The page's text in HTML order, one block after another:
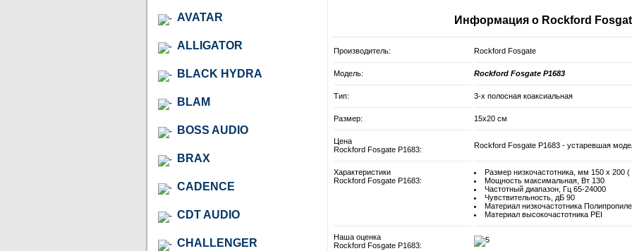
AVATAR
ALLIGATOR
BLACK HYDRA
BLAM
BOSS AUDIO
BRAX
CADENCE
CDT AUDIO
CHALLENGER
Информация о Rockford
Производитель: Rockford Fosgate
Модель: Rockford Fosgate P1683
Тип: 3-х полосная коаксиальная
Размер: 15x20 см
Цена
Rockford Fosgate P1683:
Rockford Fosgate P1683 - устаревшая
Характеристики
Rockford Fosgate P1683:
Размер низкочастотника, мм 150 х 200 (
Мощность максимальная, Вт 130
Частотный диапазон, Гц 65-24000
Чувствительность, дБ 90
Материал низкочастотника
Материал высокочастотника PEI
Наша оценка
Rockford Fosgate P1683: